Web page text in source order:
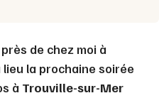
de chez moi à
lieu la prochaine soirée
à Trouville-sur-Mer